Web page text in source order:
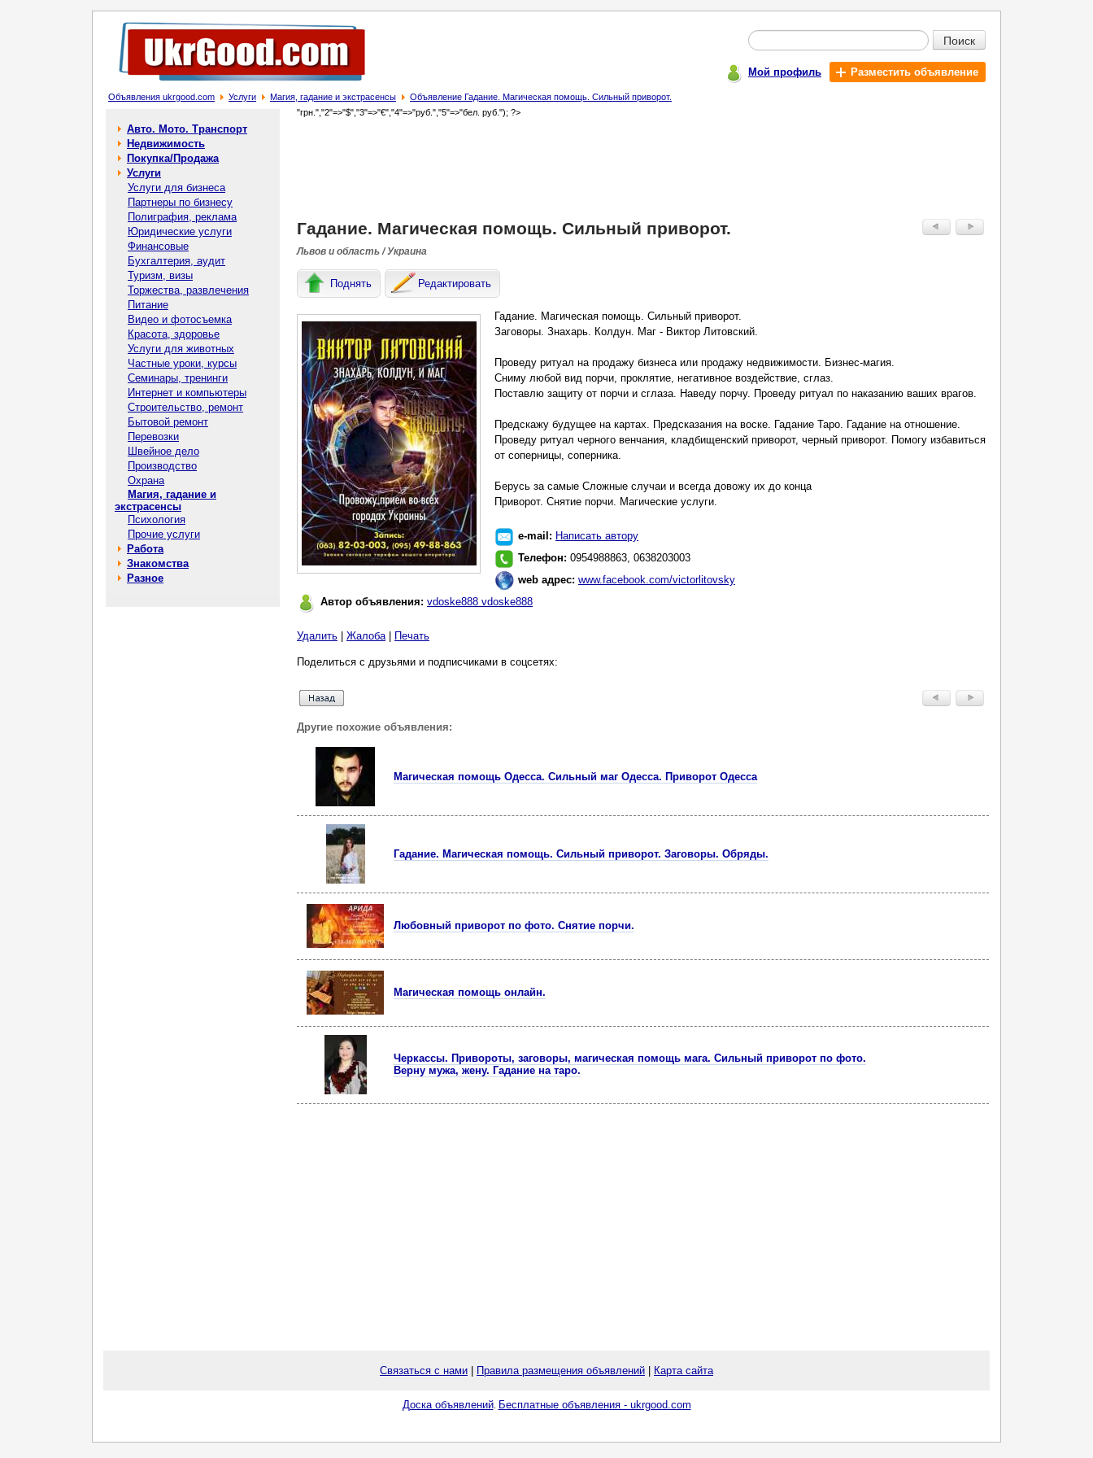
Поиск
Мой профиль Разместить объявление
Объявления ukrgood.com Услуги Магия, гадание и экстрасенсы Объявление Гадание. Магическая помощь. Сильный приворот.
Авто. Мото. Транспорт
Недвижимость
Покупка/Продажа
Услуги
Услуги для бизнеса
Партнеры по бизнесу
Полиграфия, реклама
Юридические услуги
Финансовые
Бухгалтерия, аудит
Туризм, визы
Торжества, развлечения
Питание
Видео и фотосъемка
Красота, здоровье
Услуги для животных
Частные уроки, курсы
Семинары, тренинги
Интернет и компьютеры
Строительство, ремонт
Бытовой ремонт
Перевозки
Швейное дело
Производство
Охрана
Магия, гадание и
экстрасенсы
Психология
Прочие услуги
Работа
Знакомства
Разное
"грн.","2"=>"$","3"=>"€","4"=>"руб.","5"=>"бел. руб."); ?>
Гадание. Магическая помощь. Сильный приворот.
Львов и область / Украина
Поднять Редактировать
Гадание. Магическая помощь. Сильный приворот.
Заговоры. Знахарь. Колдун. Маг - Виктор Литовский.
Проведу ритуал на продажу бизнеса или продажу недвижимости. Бизнес-магия.
Сниму любой вид порчи, проклятие, негативное воздействие, сглаз.
Поставлю защиту от порчи и сглаза. Наведу порчу. Проведу ритуал по наказанию ваших врагов.
Предскажу будущее на картах. Предсказания на воске. Гадание Таро. Гадание на отношение.
Проведу ритуал черного венчания, кладбищенский приворот, черный приворот. Помогу избавиться
от соперницы, соперника.
Берусь за самые Сложные случаи и всегда довожу их до конца
Приворот. Снятие порчи. Магические услуги.
e-mail: Написать автору
Телефон: 0954988863, 0638203003
web адрес: www.facebook.com/victorlitovsky
Автор объявления: vdoske888 vdoske888
Удалить Жалоба| Печать
Поделиться с друзьями и подписчиками в соцсетях:
Другие похожие объявления:
Магическая помощь Одесса. Сильный маг Одесса. Приворот Одесса
Гадание. Магическая помощь. Сильный приворот. Заговоры. Обряды.
Любовный приворот по фото. Снятие порчи.
Магическая помощь онлайн.
Черкассы. Привороты, заговоры, магическая помощь мага. Сильный приворот по фото.
Верну мужа, жену. Гадание на таро.
Связаться с нами Правила размещения объявлений Карта сайта
Доска объявлений. Бесплатные объявления - ukrgood.com